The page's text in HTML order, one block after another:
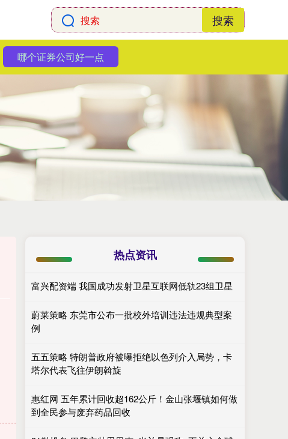
搜索
哪个证券公司好一点
热点资讯
富兴配资端 我国成功发射卫星互联网低轨23组卫星
蔚莱策略 东莞市公布一批校外培训违法违规典型案
例
五五策略 特朗普政府被曝拒绝以色列介入局势，卡
塔尔代表飞往伊朗斡旋
惠红网 五年累计回收超162公斤！金山张堰镇如何做
到全民参与废弃药品回收